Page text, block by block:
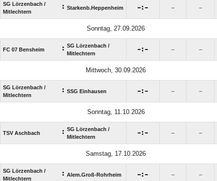
SG Lörzenbach /​
Mitlechtern
: Starkenb.Heppenheim : – –
Sonntag, 27.09.2026
FC 07 Bensheim : SG Lörzenbach /​
Mitlechtern
: – –
Mittwoch, 30.09.2026
SG Lörzenbach /​
Mitlechtern
: SSG Einhausen : – –
Sonntag, 11.10.2026
TSV Aschbach : SG Lörzenbach /​
Mitlechtern
: – –
Samstag, 17.10.2026
SG Lörzenbach /​
Mitlechtern
: Alem.Groß-Rohrheim : – –